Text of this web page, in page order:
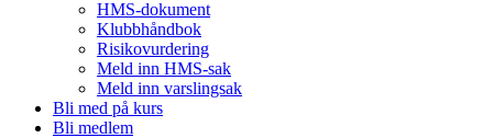
HMS-dokument
Klubbhåndbok
Risikovurdering
Meld inn HMS-sak
Meld inn varslingsak
Bli med på kurs
Bli medlem